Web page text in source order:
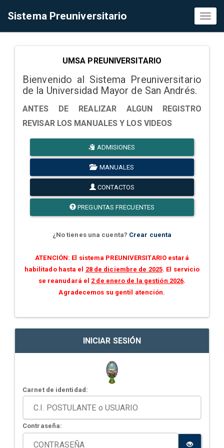
Sistema Preuniversitario
UMSA PREUNIVERSITARIO
Bienvenido al Sistema Preuniversitario
de la Universidad Mayor de San Andrés.
ANTES DE REALIZAR ALGUN REGISTRO
REVISAR LOS MANUALES Y LOS VIDEOS
ADMISIONES
MANUALES
CONTACTOS
PREGUNTAS FRECUENTES
¿No tienes una cuenta? Crear cuenta
ATENCIÓN: El sistema PREUNIVERSITARIO estará
habilitado hasta el 28 de diciembre de 2025. El servicio
se reanudará el 2 de enero de la gestión 2026.
Agradecemos su gentil atención.
INICIAR SESIÓN
Carnet de identidad:
Contraseña: